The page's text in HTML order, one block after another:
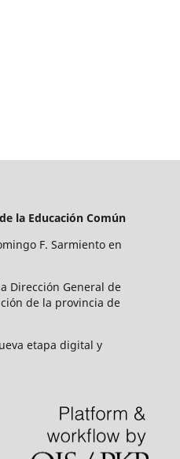
la Educación Común
F. Sarmiento en
Dirección General de
de la provincia de
etapa digital y